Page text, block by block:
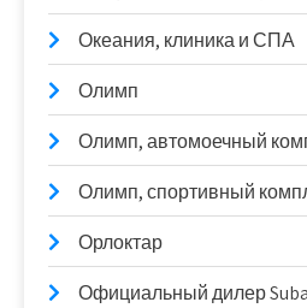
Океания, клиника и СПА
Олимп
Олимп, автомоечный
Олимп, спортивный
Орлоктар
Официальный дилер